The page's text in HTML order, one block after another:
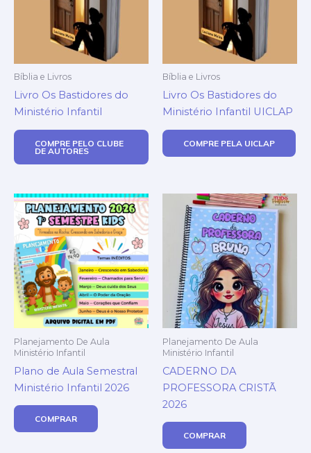
Bíblia e Livros
Livro Os Bastidores do
Ministério Infantil
COMPRE PELO CLUBE
DE AUTORES
Bíblia e Livros
Livro Os Bastidores do
Ministério Infantil UICLAP
COMPRE PELA UICLAP
Planejamento De Aula
Ministério Infantil
Plano de Aula Semestral
Ministério Infantil 2026
COMPRAR
Planejamento De Aula
Ministério Infantil
CADERNO DA
PROFESSORA CRISTÃ
2026
COMPRAR